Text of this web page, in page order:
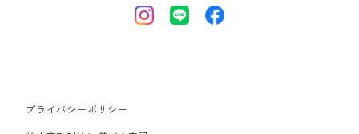
プライバシーポリシー